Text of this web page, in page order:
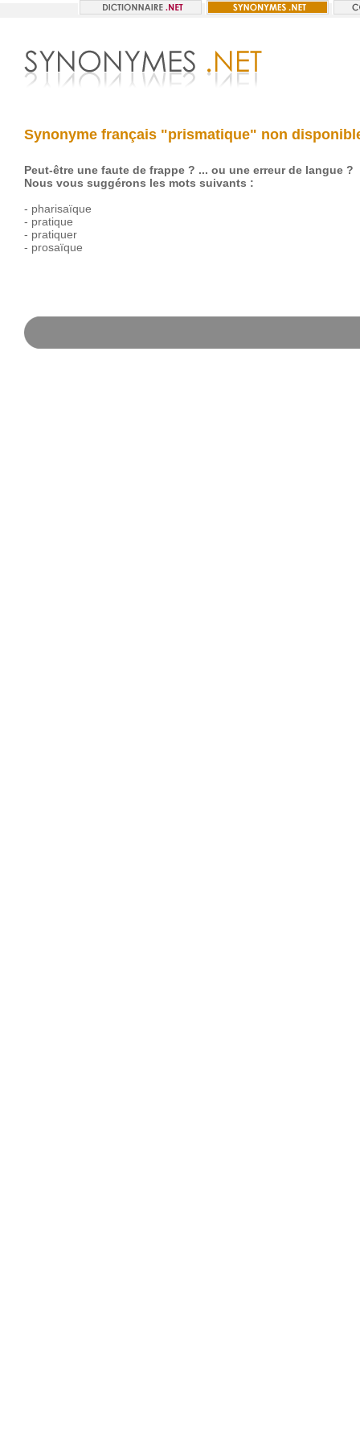
Synonyme français "prismatique" non
Peut-être une faute de frappe ? ... ou une erreur de langue ?
Nous vous suggérons les mots suivants :
- pharisaïque
- pratique
- pratiquer
- prosaïque